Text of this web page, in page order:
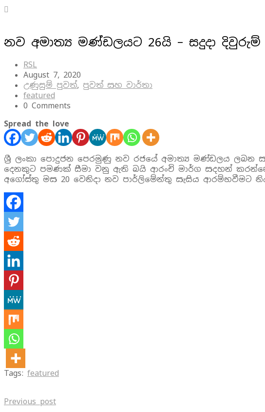
නව අමාත්‍ය මණ්ඩලයට 26යි – සදුදා දිවුරුම්
RSL
August 7, 2020
උණුසුම් පුවත්, පුවත් සහ වාර්තා
featured
0 Comments
Spread the love
ශ්‍රී ලංකා පොදුජන පෙරමුණු නව රජයේ අමාත්‍ය මණ්ඩලය ලබන
දෙනකුට පමණක් සීමා වනු ඇති බයි ආරංචි මාර්ග සදහන් කරන්නේ.
අගෝස්තු මස 20 වෙනිදා නව පාර්ලිමේන්තු සැසිය ආරම්භවීමට
Tags: featured
Previous post